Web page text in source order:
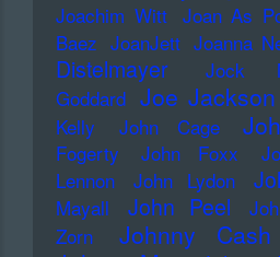
Joachim Witt Joan As
Baez JoanJett Joanna
Distelmayer
Jock
Goddard Joe Jackson
Kelly
John Cage
Fogerty
John Foxx
Lennon
John Lydon
Mayall
John Peel
Zorn
Johnny Cash